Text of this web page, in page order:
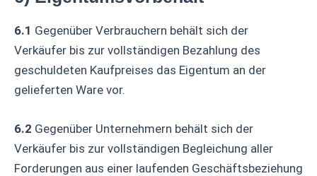
6.1 Gegenüber Verbrauchern behält sich der
Verkäufer bis zur vollständigen Bezahlung des
geschuldeten Kaufpreises das Eigentum an der
gelieferten Ware vor.
6.2 Gegenüber Unternehmern behält sich der
Verkäufer bis zur vollständigen Begleichung aller
Forderungen aus einer laufenden Geschäftsbeziehung